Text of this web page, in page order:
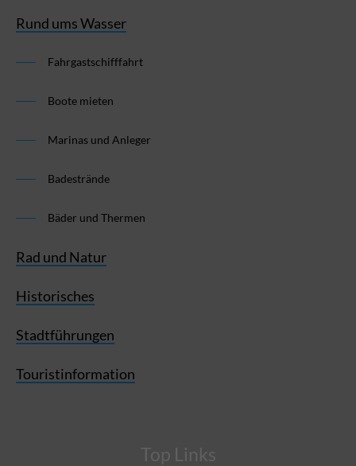
Rund ums Wasser
Fahrgastschifffahrt
Boote mieten
Marinas und Anleger
Badestrände
Bäder und Thermen
Rad und Natur
Historisches
Stadtführungen
Touristinformation
Top Links